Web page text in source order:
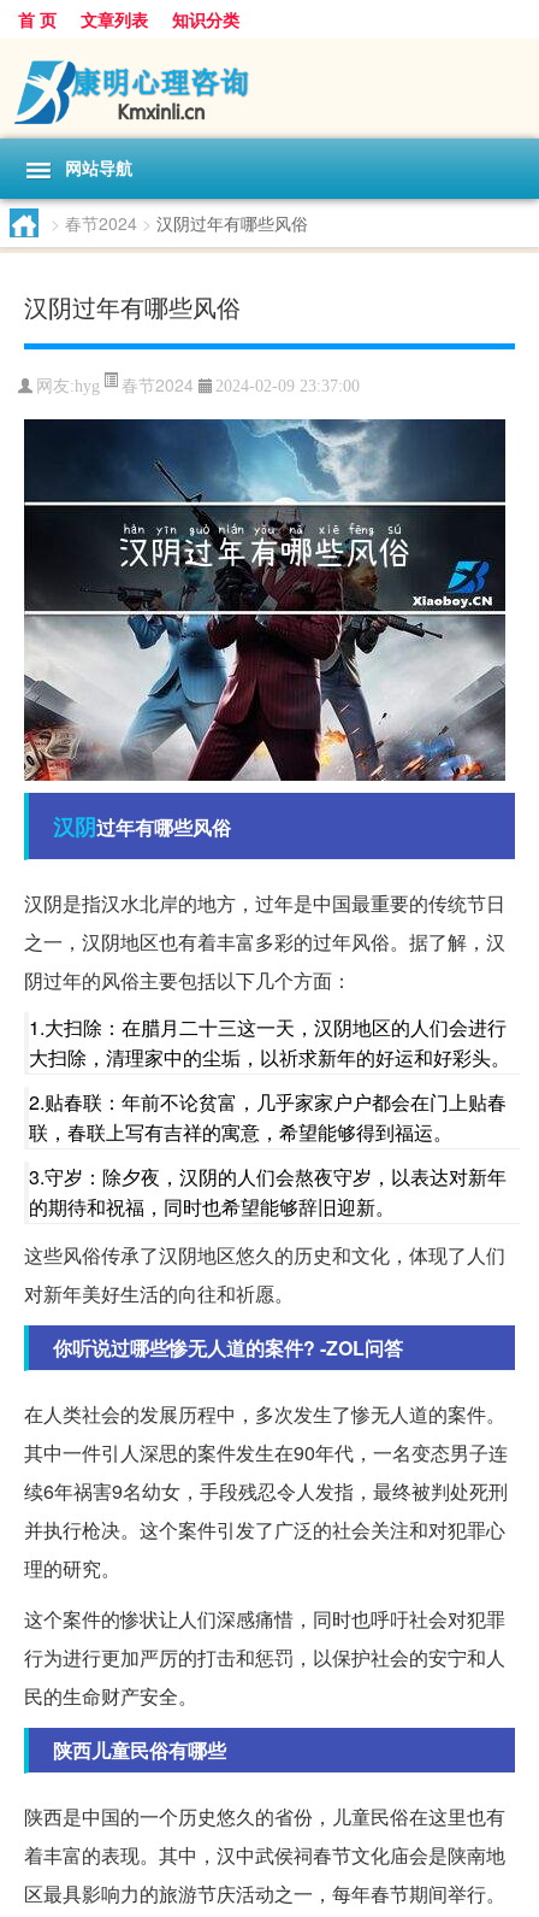
首 页 文章列表 知识分类
网站导航
> 春节2024 > 汉阴过年有哪些风俗
汉阴过年有哪些风俗
网友:hyg 春节2024 2024-02-09 23:37:00
汉阴过年有哪些风俗
汉阴是指汉水北岸的地方，过年是中国最重要的传统节日
之一，汉阴地区也有着丰富多彩的过年风俗。据了解，汉
阴过年的风俗主要包括以下几个方面：
1.大扫除：在腊月二十三这一天，汉阴地区的人们会进行
大扫除，清理家中的尘垢，以祈求新年的好运和好彩头。
2.贴春联：年前不论贫富，几乎家家户户都会在门上贴春
联，春联上写有吉祥的寓意，希望能够得到福运。
3.守岁：除夕夜，汉阴的人们会熬夜守岁，以表达对新年
的期待和祝福，同时也希望能够辞旧迎新。
这些风俗传承了汉阴地区悠久的历史和文化，体现了人们
对新年美好生活的向往和祈愿。
你听说过哪些惨无人道的案件? -ZOL问答
在人类社会的发展历程中，多次发生了惨无人道的案件。
其中一件引人深思的案件发生在90年代，一名变态男子连
续6年祸害9名幼女，手段残忍令人发指，最终被判处死刑
并执行枪决。这个案件引发了广泛的社会关注和对犯罪心
理的研究。
这个案件的惨状让人们深感痛惜，同时也呼吁社会对犯罪
行为进行更加严厉的打击和惩罚，以保护社会的安宁和人
民的生命财产安全。
陕西儿童民俗有哪些
陕西是中国的一个历史悠久的省份，儿童民俗在这里也有
着丰富的表现。其中，汉中武侯祠春节文化庙会是陕南地
区最具影响力的旅游节庆活动之一，每年春节期间举行。